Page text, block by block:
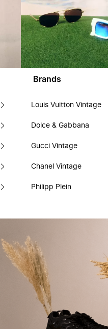
Brands
Louis Vuitton Vintage
Dolce & Gabbana
Gucci Vintage
Chanel Vintage
Philipp Plein